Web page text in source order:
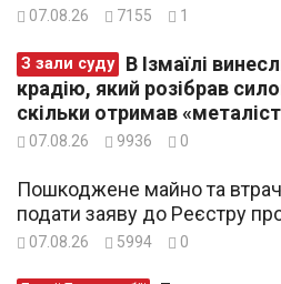
07.08.26 7155 1
З зали суду
крадію, який розібрав
скільки отримав
07.08.26 9936 0
Пошкоджене майно та
подати заяву до Реєстру
07.08.26 5994 0